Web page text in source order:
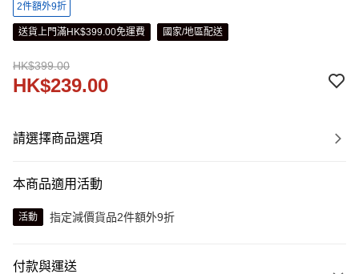
2件額外9折
送貨上門滿HK$399.00免運費 國家/地區配送
HK$399.00
HK$239.00
請選擇商品選項
本商品適用活動
活動 指定減價貨品2件額外9折
付款與運送